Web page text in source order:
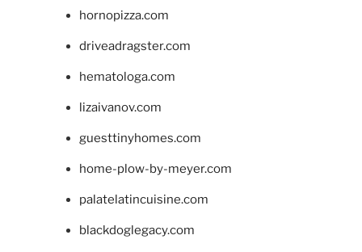
hornopizza.com
driveadragster.com
hematologa.com
lizaivanov.com
guesttinyhomes.com
home-plow-by-meyer.com
palatelatincuisine.com
blackdoglegacy.com